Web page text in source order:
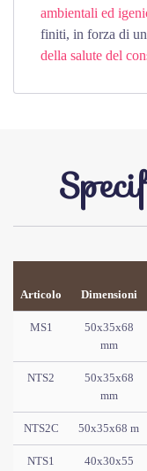
ambientali ed
finiti, in forza di
della salute del
Articolo Dimensioni
MS1
50x35x68
mm
NTS2
50x35x68
mm
NTS2C 50x35x68 m
NTS1
40x30x55